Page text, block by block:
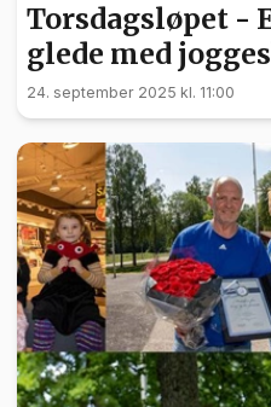
Torsdagsløpet -
glede med
24. september 2025 kl. 11:00